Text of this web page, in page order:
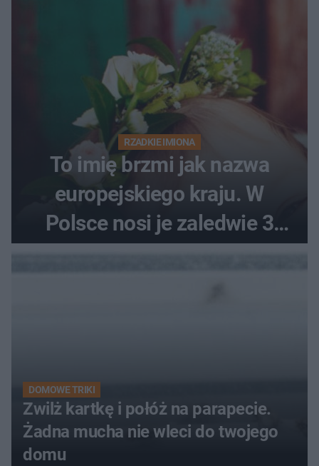
RZADKIE IMIONA
To imię brzmi jak nazwa
europejskiego kraju. W
Polsce nosi je zaledwie 3
DOMOWE TRIKI
Zwilż kartkę i połóż na parapecie.
Żadna mucha nie wleci do twojego
domu